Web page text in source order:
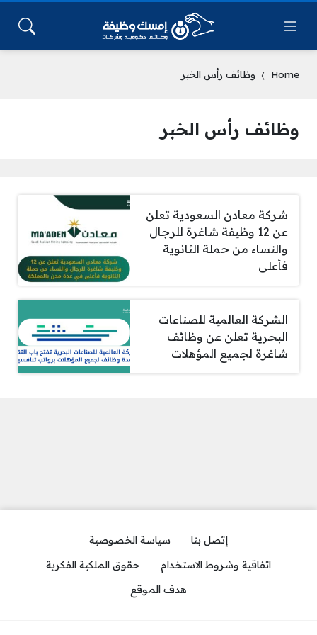
Home وظائف رأس الخبر
وظائف رأس الخبر
شركة معادن السعودية تعلن
عن 12 وظيفة شاغرة للرجال
والنساء من حملة الثانوية
فأعلى
الشركة العالمية للصناعات
البحرية تعلن عن وظائف
شاغرة لجميع المؤهلات
إتصل بنا
سياسة الخصوصية
اتفاقية وشروط الاستخدام
حقوق الملكية الفكرية
هدف الموقع